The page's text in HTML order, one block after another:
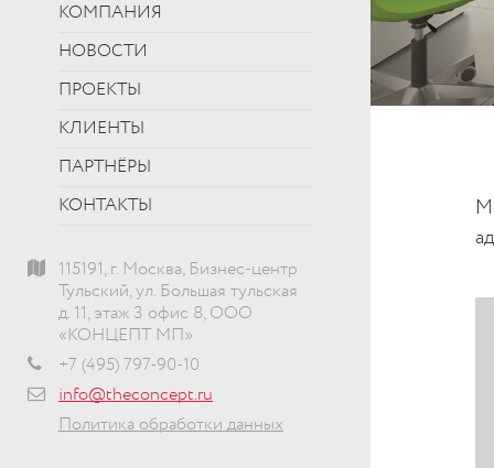
КОМПАНИЯ
НОВОСТИ
ПРОЕКТЫ
КЛИЕНТЫ
ПАРТНЁРЫ
КОНТАКТЫ
115191, г. Москва, Бизнес-центр
Тульский, ул. Большая тульская
д. 11, этаж 3 офис 8, ООО
«КОНЦЕПТ МП»
+7 (495) 797-90-10
info@theconcept.ru
Политика обработки данных